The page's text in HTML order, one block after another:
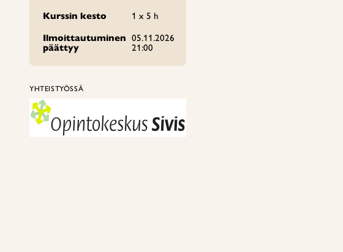
Kurssin kesto
1 x 5 h
Ilmoittautuminen
päättyy
05.11.2026
21:00
YHTEISTYÖSSÄ